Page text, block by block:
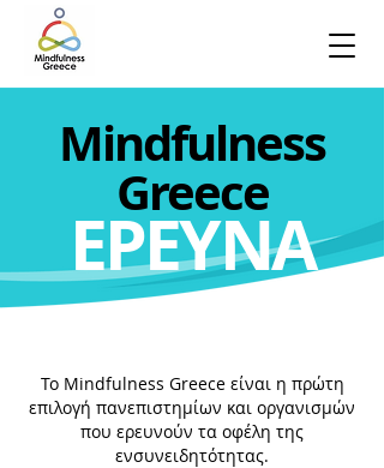
Mindfulness
Greece
ΕΡΕΥΝΑ
To Mindfulness Greece είναι η πρώτη
επιλογή πανεπιστημίων και οργανισμών
που ερευνούν τα οφέλη της
ενσυνειδητότητας.